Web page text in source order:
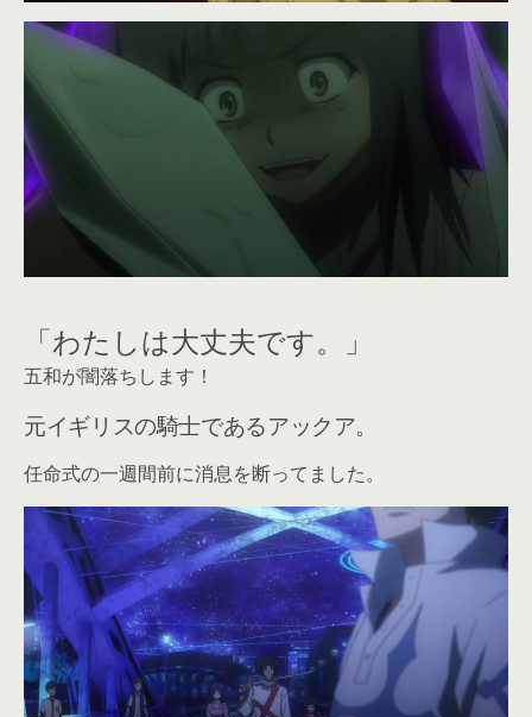
「わたしは大丈夫です。」
五和が闇落ちします！
元イギリスの騎士であるアックア。
任命式の一週間前に消息を断ってました。